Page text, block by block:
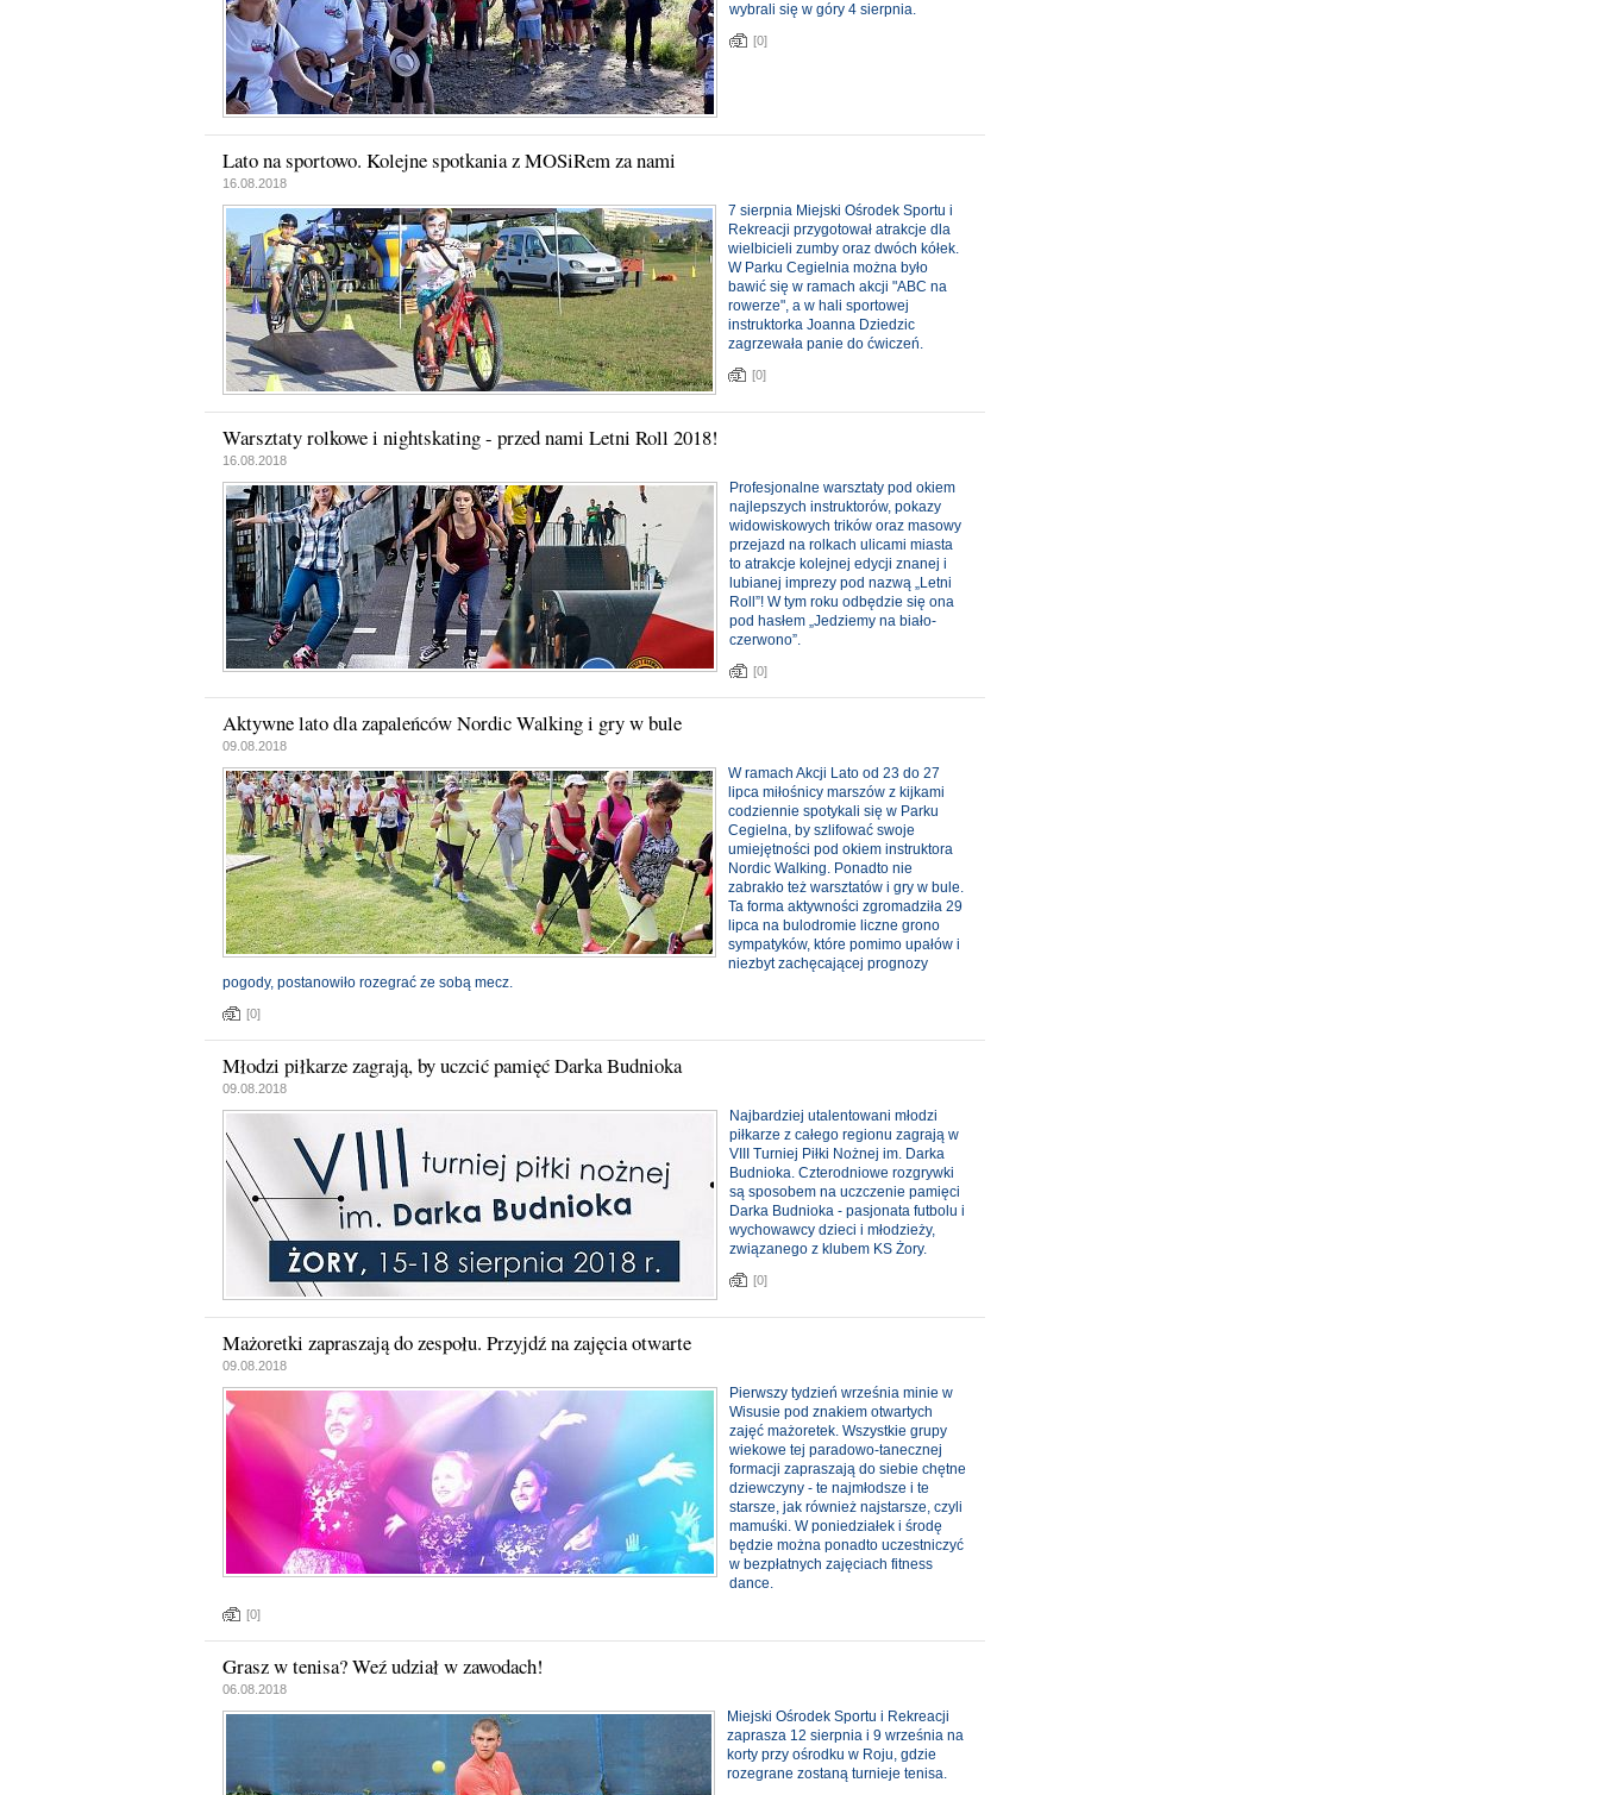
wybrali się w góry 4 sierpnia.
[0]
Lato na sportowo. Kolejne spotkania z MOSiRem za nami
16.08.2018
7 sierpnia Miejski Ośrodek Sportu i
Rekreacji przygotował atrakcje dla
wielbicieli zumby oraz dwóch kółek.
W Parku Cegielnia można było
bawić się w ramach akcji "ABC na
rowerze", a w hali sportowej
instruktorka Joanna Dziedzic
zagrzewała panie do ćwiczeń.
[0]
Warsztaty rolkowe i nightskating - przed nami Letni Roll 2018!
16.08.2018
Profesjonalne warsztaty pod okiem
najlepszych instruktorów, pokazy
widowiskowych trików oraz masowy
przejazd na rolkach ulicami miasta
to atrakcje kolejnej edycji znanej i
lubianej imprezy pod nazwą „Letni
Roll”! W tym roku odbędzie się ona
pod hasłem „Jedziemy na biało-
czerwono”.
[0]
Aktywne lato dla zapaleńców Nordic Walking i gry w bule
09.08.2018
W ramach Akcji Lato od 23 do 27
lipca miłośnicy marszów z kijkami
codziennie spotykali się w Parku
Cegielna, by szlifować swoje
umiejętności pod okiem instruktora
Nordic Walking. Ponadto nie
zabrakło też warsztatów i gry w bule.
Ta forma aktywności zgromadziła 29
lipca na bulodromie liczne grono
sympatyków, które pomimo upałów i
niezbyt zachęcającej prognozy
pogody, postanowiło rozegrać ze sobą mecz.
[0]
Młodzi piłkarze zagrają, by uczcić pamięć Darka Budnioka
09.08.2018
Najbardziej utalentowani młodzi
piłkarze z całego regionu zagrają w
VIII Turniej Piłki Nożnej im. Darka
Budnioka. Czterodniowe rozgrywki
są sposobem na uczczenie pamięci
Darka Budnioka - pasjonata futbolu i
wychowawcy dzieci i młodzieży,
związanego z klubem KS Żory.
[0]
Mażoretki zapraszają do zespołu. Przyjdź na zajęcia otwarte
09.08.2018
Pierwszy tydzień września minie w
Wisusie pod znakiem otwartych
zajęć mażoretek. Wszystkie grupy
wiekowe tej paradowo-tanecznej
formacji zapraszają do siebie chętne
dziewczyny - te najmłodsze i te
starsze, jak również najstarsze, czyli
mamuśki. W poniedziałek i środę
będzie można ponadto uczestniczyć
w bezpłatnych zajęciach fitness
dance.
[0]
Grasz w tenisa? Weź udział w zawodach!
06.08.2018
Miejski Ośrodek Sportu i Rekreacji
zaprasza 12 sierpnia i 9 września na
korty przy ośrodku w Roju, gdzie
rozegrane zostaną turnieje tenisa.